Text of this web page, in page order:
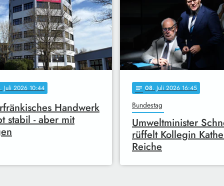
. Juli 2026 10:44
Handwerk
stabil - aber mit
notes 08. Juli 2026 16:45
Bundestag
Umweltminister
rüffelt Kollegin
Reiche